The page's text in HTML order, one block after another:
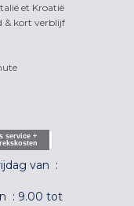
et Kroatië
& kort verblijf
service +
van :
: 9.00 tot